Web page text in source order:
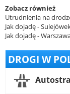
Zobacz również
Utrudnienia na
Jak dojadę -
Jak dojadę -
DROGI W